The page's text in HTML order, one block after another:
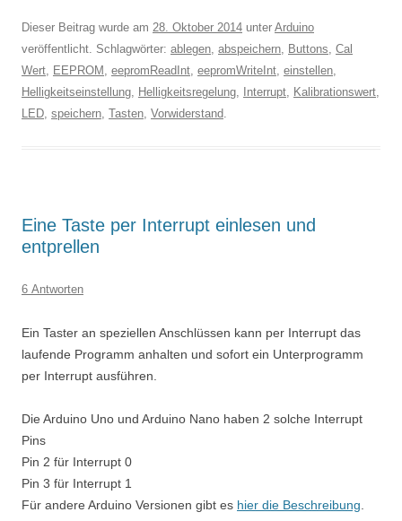
Dieser Beitrag wurde am 28. Oktober 2014 unter Arduino
veröffentlicht. Schlagwörter: ablegen, abspeichern, Buttons, Cal
Wert, EEPROM , eepromReadInt, eepromWriteInt, einstellen,
Helligkeitseinstellung, Helligkeitsregelung, Interrupt, Kalibrationswert,
LED, speichern, Tasten, Vorwiderstand.
Eine Taste per Interrupt einlesen und
entprellen
6 Antworten
Ein Taster an speziellen Anschlüssen kann per Interrupt das
laufende Programm anhalten und sofort ein Unterprogramm
per Interrupt ausführen.
Die Arduino Uno und Arduino Nano haben 2 solche Interrupt
Pins
Pin 2 für Interrupt 0
Pin 3 für Interrupt 1
Für andere Arduino Versionen gibt es hier die Beschreibung